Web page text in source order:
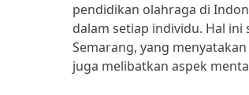
pendidikan olahraga di
dalam setiap individu. Hal ini
Semarang, yang
juga melibatkan aspek